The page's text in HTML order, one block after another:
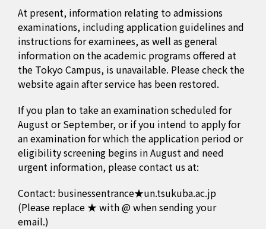
At present, information relating to admissions
examinations, including application guidelines and
instructions for examinees, as well as general
information on the academic programs offered at
the Tokyo Campus, is unavailable. Please check the
website again after service has been restored.
If you plan to take an examination scheduled for
August or September, or if you intend to apply for
an examination for which the application period or
eligibility screening begins in August and need
urgent information, please contact us at:
Contact: businessentrance★un.tsukuba.ac.jp
(Please replace ★ with @ when sending your
email.)